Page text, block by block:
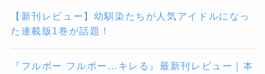
【新刊レビュー】幼馴染たちが人気アイドルになっ
た連載版1巻が話題！
『フルボー フルボー…キレる』最新刊レビュー｜本